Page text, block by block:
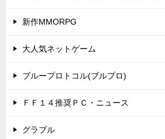
新作MMORPG
大人気ネットゲーム
ブループロトコル(ブルプロ)
ＦＦ１４推奨ＰＣ・ニュース
グラブル